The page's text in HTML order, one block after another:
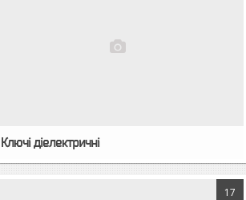
Ключі діелектричні
17